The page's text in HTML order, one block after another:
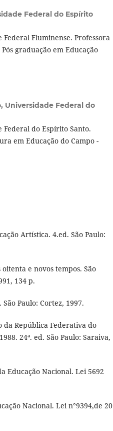
Federal do Espírito
Fluminense. Professora
graduação em Educação
Universidade Federal do
do Espírito Santo.
em Educação do Campo -
Artística. 4.ed. São Paulo:
oitenta e novos tempos. São
134 p.
São Paulo: Cortez, 1997.
da República Federativa do
24ª. ed. São Paulo: Saraiva,
Educação Nacional. Lei 5692
Nacional. Lei n°9394,de 20